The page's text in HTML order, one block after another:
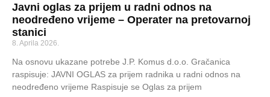
Javni oglas za prijem u radni odnos na
neodređeno vrijeme – Operater na pretovarnoj
stanici
8. Aprila 2026.
Na osnovu ukazane potrebe J.P. Komus d.o.o. Gračanica
raspisuje: JAVNI OGLAS za prijem radnika u radni odnos na
neodređeno vrijeme Raspisuje se Oglas za prijem